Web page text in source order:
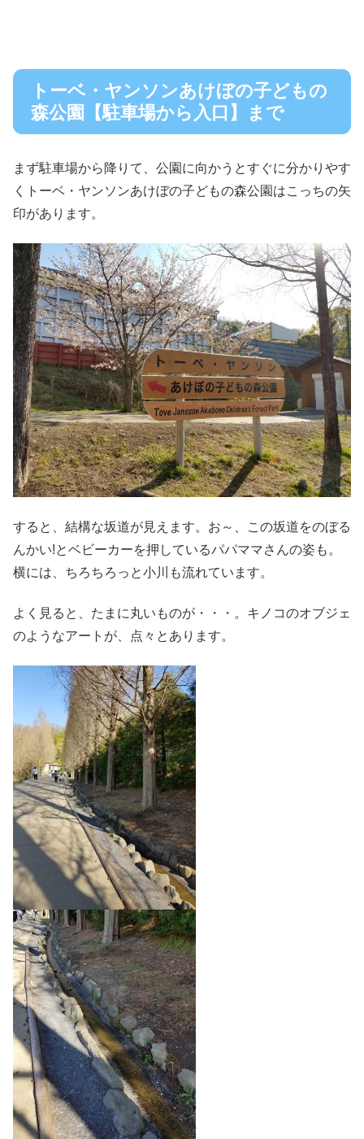
トーベ・ヤンソンあけぼの子どもの
森公園【駐車場から入口】まで
まず駐車場から降りて、公園に向かうとすぐに分かりやす
くトーベ・ヤンソンあけぼの子どもの森公園はこっちの矢
印があります。
すると、結構な坂道が見えます。お～、この坂道をのぼる
んかい!とベビーカーを押しているパパママさんの姿も。
横には、ちろちろっと小川も流れています。
よく見ると、たまに丸いものが・・・。キノコのオブジェ
のようなアートが、点々とあります。